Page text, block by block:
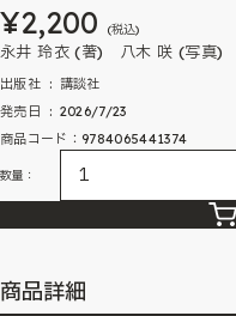
¥2,200 (税込)
永井 玲衣 (著) 八木 咲 (写真)
出版社 ‏ : ‎ 講談社
発売日 ‏ : ‎ 2026/7/23
商品コード：9784065441374
数量：
商品詳細